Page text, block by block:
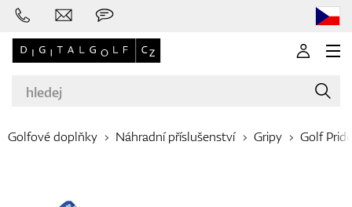
Golfové doplňky Náhradní příslušenství Gripy Golf